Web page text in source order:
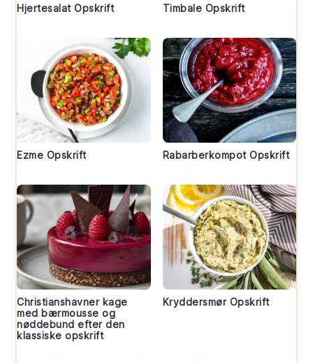
Hjertesalat Opskrift Timbale Opskrift
Ezme Opskrift Rabarberkompot Opskrift
Christianshavner kage
med bærmousse og
nøddebund efter den
klassiske opskrift
Kryddersmør Opskrift